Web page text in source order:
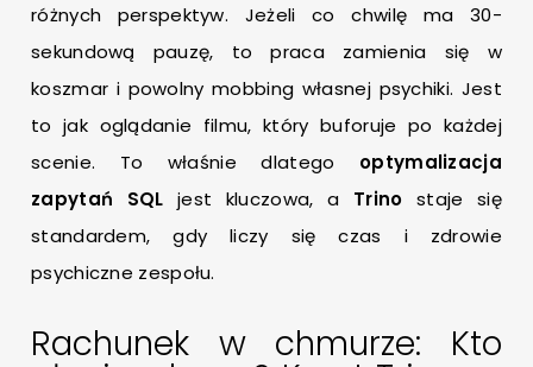
różnych perspektyw. Jeżeli co chwilę ma 30-
sekundową pauzę, to praca zamienia się w
koszmar i powolny mobbing własnej psychiki. Jest
to jak oglądanie filmu, który buforuje po każdej
scenie. To właśnie dlatego optymalizacja
zapytań SQL jest kluczowa, a Trino staje się
standardem, gdy liczy się czas i zdrowie
psychiczne zespołu.
Rachunek w chmurze: Kto